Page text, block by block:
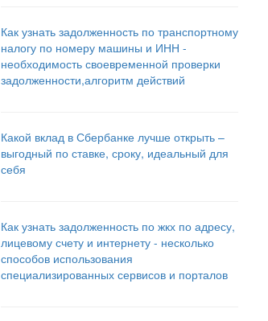
Как узнать задолженность по транспортному
налогу по номеру машины и ИНН -
необходимость своевременной проверки
задолженности,алгоритм действий
Какой вклад в Сбербанке лучше открыть –
выгодный по ставке, сроку, идеальный для
себя
Как узнать задолженность по жкх по адресу,
лицевому счету и интернету - несколько
способов использования
специализированных сервисов и порталов